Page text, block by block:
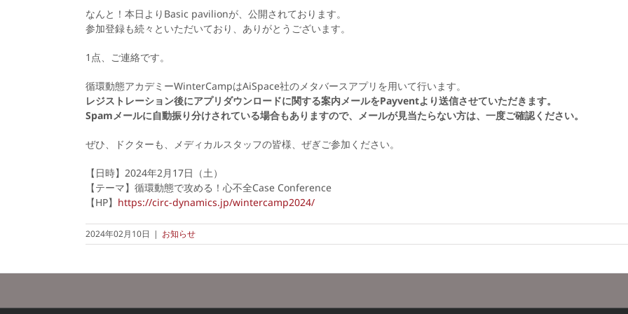
なんと！本日よりBasic pavilionが、公開されております。
参加登録も続々といただいており、ありがとうございます。
1点、ご連絡です。
循環動態アカデミーWinterCampはAiSpace社のメタバースアプリを用いて行います。
レジストレーション後にアプリダウンロードに関する案内メールをPayventより送信させていただきます。
Spamメールに自動振り分けされている場合もありますので、メールが見当たらない方は、一度ご確認ください。
ぜひ、ドクターも、メディカルスタッフの皆様、ぜぎご参加ください。
【日時】2024年2月17日（土）
【テーマ】循環動態で攻める！心不全Case Conference
【HP】 https://circ-dynamics.jp/wintercamp2024/
2024年02月10日 | お知らせ